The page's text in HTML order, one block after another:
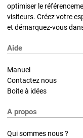
optimiser le
visiteurs. Créez votre
et démarquez-vous
Aide
Manuel
Contactez nous
Boite à idées
A propos
Qui sommes nous ?